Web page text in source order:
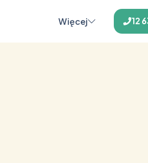
Więcej 12